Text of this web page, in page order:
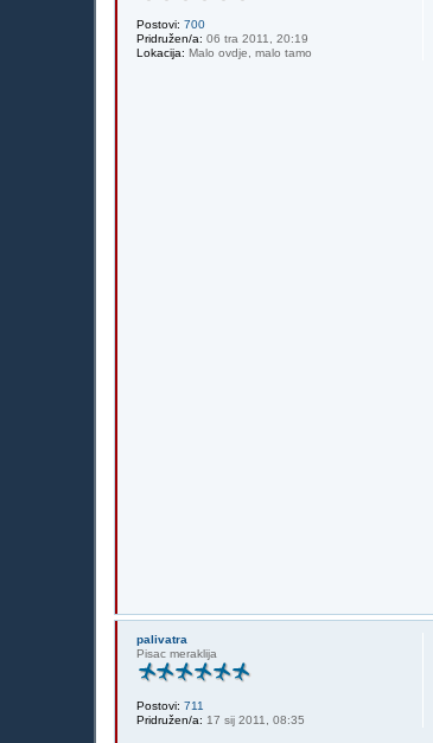
Postovi: 700
Pridružen/a: 06 tra 2011, 20:19
Lokacija: Malo ovdje, malo tamo
palivatra
Pisac meraklija
Postovi: 711
Pridružen/a: 17 sij 2011, 08:35